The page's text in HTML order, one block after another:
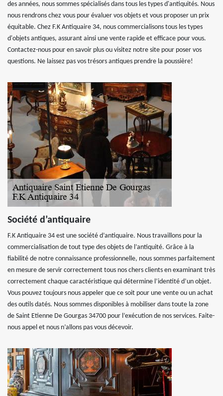
des années, nous sommes spécialisés dans tous les types d'antiquités. Nous
nous rendrons chez vous pour évaluer vos objets et vous proposer un prix
équitable. Chez F.K Antiquaire 34, nous commercialisons tous les types
d'objets antiques, assurant ainsi une vente rapide et efficace pour vous.
Contactez-nous pour en savoir plus ou visitez notre site pour poser vos
questions. Ne laissez pas vos trésors antiques prendre la poussière!
Société d’antiquaire
F.K Antiquaire 34 est une société d’antiquaire. Nous travaillons pour la
commercialisation de tout type des objets de l’antiquité. Grâce à la
fiabilité de notre connaissance professionnelle, nous sommes parfaitement
en mesure de servir correctement tous nos chers clients en examinant très
correctement chaque caractéristique qui détermine l’identité d’un objet.
Vous pouvez toujours nous appeler que ce soit pour une vente ou un achat
des outils datés. Nous sommes disponibles à mobiliser dans toute la zone
de Saint Etienne De Gourgas 34700 pour l’exécution de nos services. Faite-
nous appel et nous n’allons pas vous décevoir.